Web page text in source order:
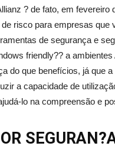
? de fato, em
risco para empresas que
de segurança e
friendly?? a
do que benefícios, já que
a capacidade de
lo na compreensão e